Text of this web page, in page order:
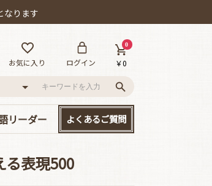
なります
お気に入り ログイン
0
￥0
リーダー よくあるご質問
る表現500